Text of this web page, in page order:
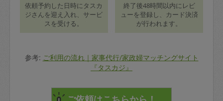
依頼予約した日時にタスカ
ジさんを迎え入れ、サービ
スを受ける。
終了後48時間以内にレビ
ューを登録し、カード決済
が行われます。
参考: ご利用の流れ｜家事代行/家政婦マッチングサイト
『タスカジ』